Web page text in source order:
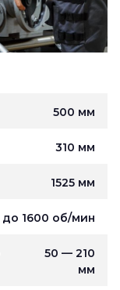
500 мм
310 мм
1525 мм
до 1600 об/мин
50 — 210
мм